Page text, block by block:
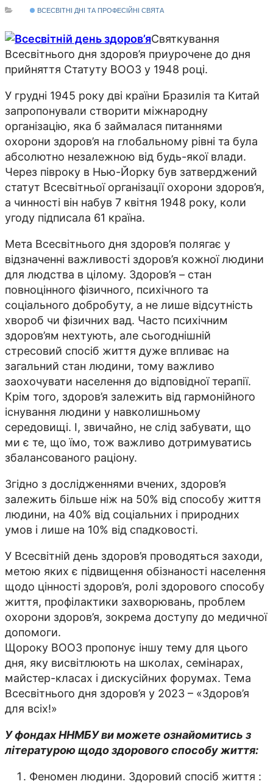
ВСЕСВІТНІ ДНІ ТА ПРОФЕСІЙНІ СВЯТА
Святкування
Всесвітнього дня здоров’я приурочене до дня
прийняття Статуту ВООЗ у 1948 році.
У грудні 1945 року дві країни Бразилія та Китай
запропонували створити міжнародну
організацію, яка б займалася питаннями
охорони здоров’я на глобальному рівні та була
абсолютно незалежною від будь-якої влади.
Через півроку в Нью-Йорку був затверджений
статут Всесвітньої організації охорони здоров’я,
а чинності він набув 7 квітня 1948 року, коли
угоду підписала 61 країна.
Мета Всесвітнього дня здоров’я полягає у
відзначенні важливості здоров’я кожної людини
для людства в цілому. Здоров’я – стан
повноцінного фізичного, психічного та
соціального добробуту, а не лише відсутність
хвороб чи фізичних вад. Часто психічним
здоров’ям нехтують, але сьогоднішній
стресовий спосіб життя дуже впливає на
загальний стан людини, тому важливо
заохочувати населення до відповідної терапії.
Крім того, здоров’я залежить від гармонійного
існування людини у навколишньому
середовищі. І, звичайно, не слід забувати, що
ми є те, що їмо, тож важливо дотримуватись
збалансованого раціону.
Згідно з дослідженнями вчених, здоров’я
залежить більше ніж на 50% від способу життя
людини, на 40% від соціальних і природних
умов і лише на 10% від спадковості.
У Всесвітній день здоров’я проводяться заходи,
метою яких є підвищення обізнаності населення
щодо цінності здоров’я, ролі здорового способу
життя, профілактики захворювань, проблем
охорони здоров’я, зокрема доступу до медичної
допомоги.
Щороку ВООЗ пропонує іншу тему для цього
дня, яку висвітлюють на школах, семінарах,
майстер-класах і дискусійних форумах. Тема
Всесвітнього дня здоров’я у 2023 – «Здоров’я
для всіх!»
У фондах ННМБУ ви можете ознайомитись з
літературою щодо здорового способу життя:
Феномен людини. Здоровий спосіб життя :